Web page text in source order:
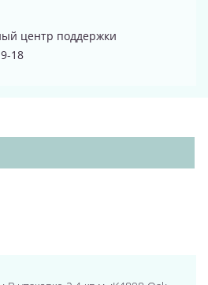
центр поддержки
18